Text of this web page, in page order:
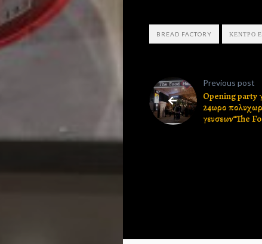
BREAD FACTORY ΚΕΝΤΡΟ
Previous post
Opening party
24ωρο
γευσεων“The